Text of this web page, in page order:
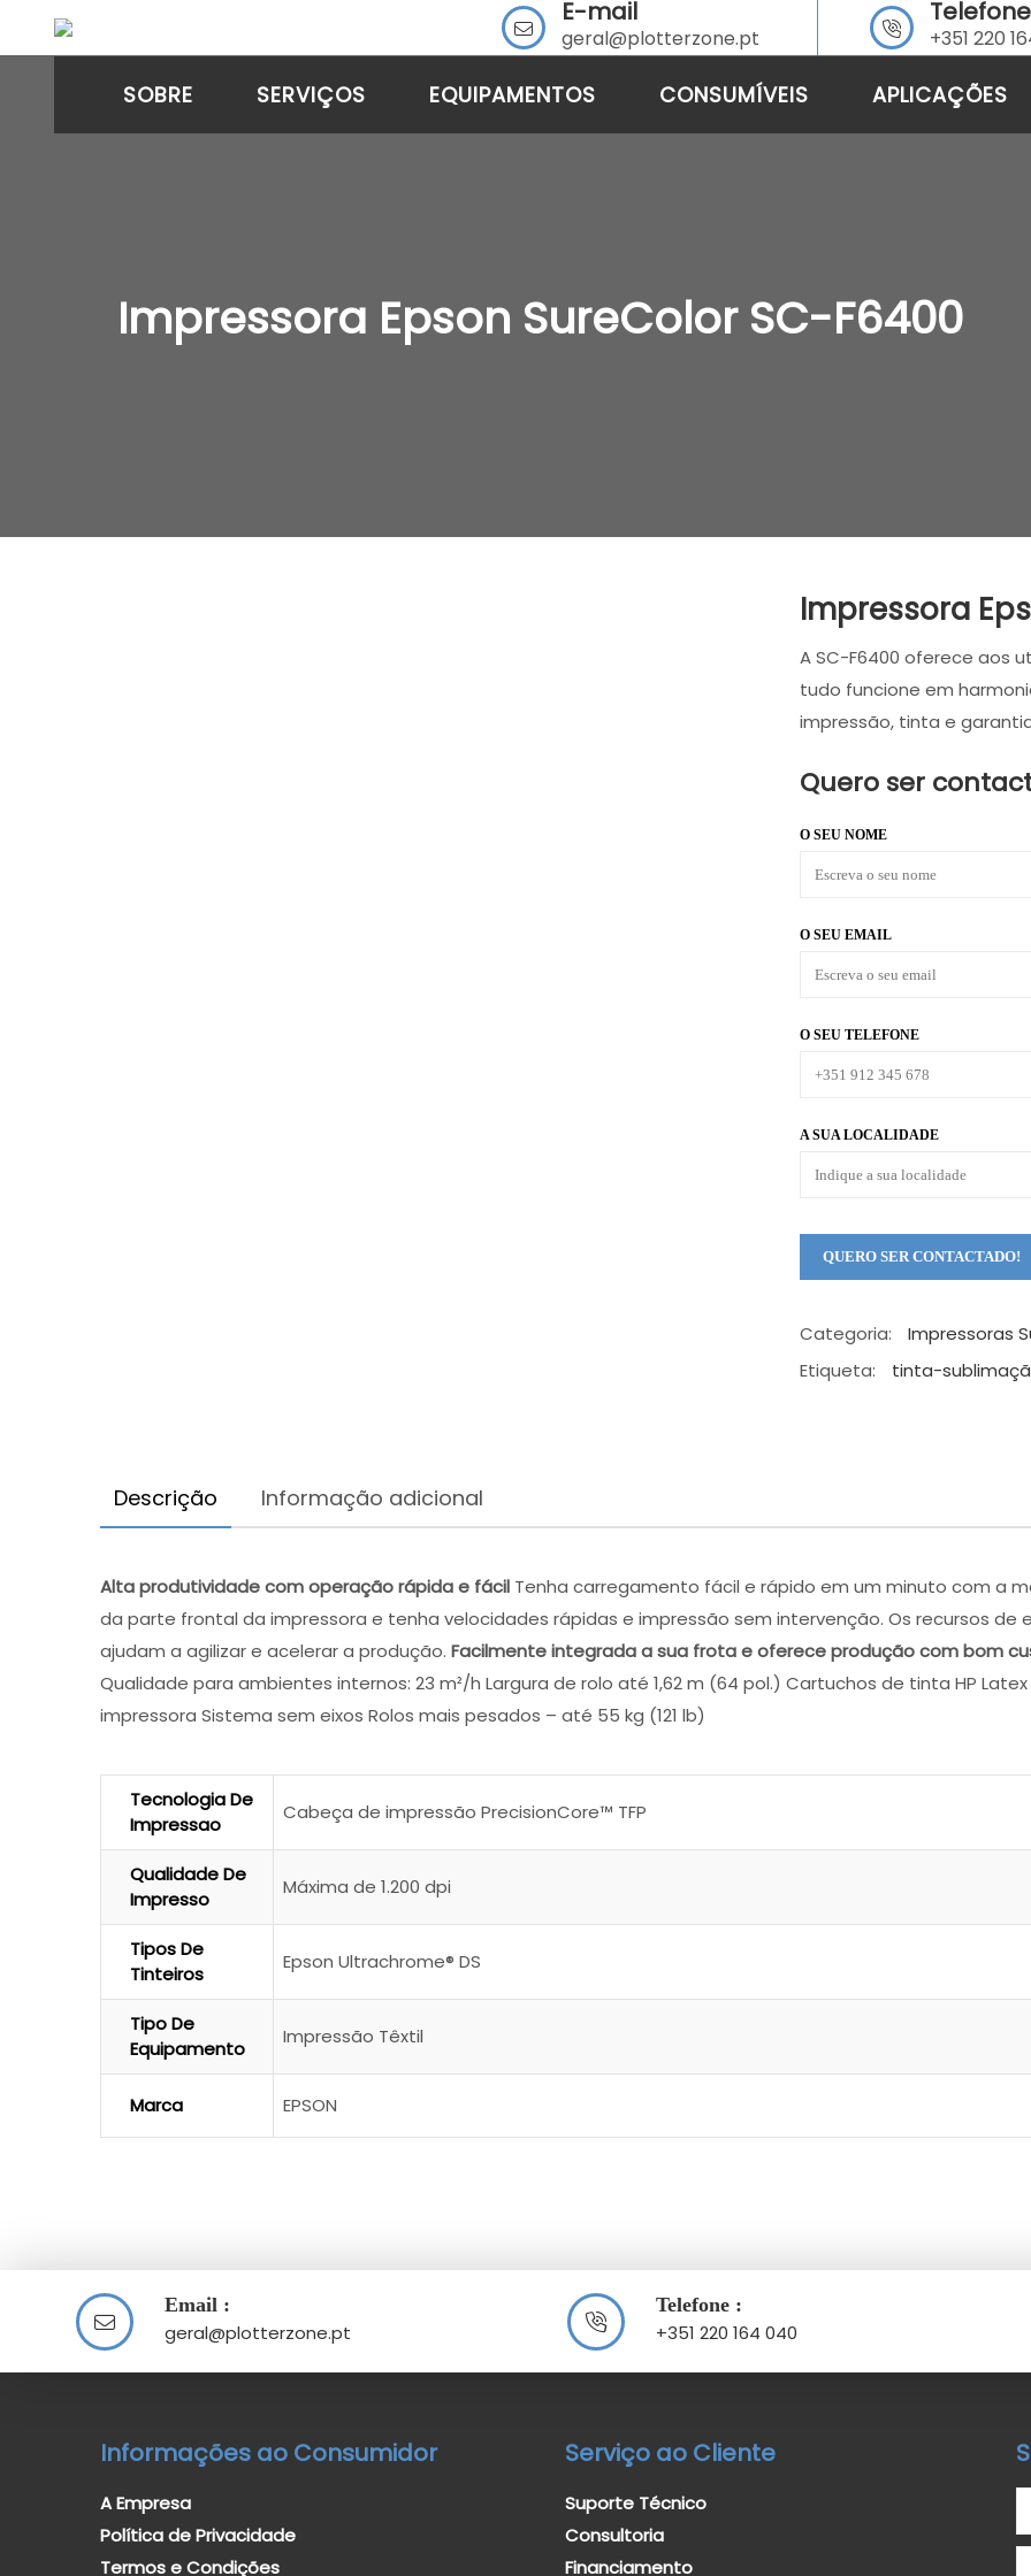
E-mail
geral@plotterzone.pt
Telefone
+351 220
SOBRE SERVIÇOS EQUIPAMENTOS CONSUMÍVEIS APLICAÇÕES
Impressora Epson SureColor SC-F6400
Impressora
A SC-F6400 oferece aos
tudo funcione em
impressão, tinta e
Quero ser
O SEU NOME
O SEU EMAIL
O SEU TELEFONE
A SUA LOCALIDADE
Categoria:
Impressoras
Etiqueta:
tinta-
Descrição Informação adicional
Alta produtividade com operação rápida e fácil Tenha carregamento fácil e rápido em um minuto com a
da parte frontal da impressora e tenha velocidades rápidas e impressão sem intervenção. Os recursos
ajudam a agilizar e acelerar a produção. Facilmente integrada a sua frota e oferece produção com bom
Qualidade para ambientes internos: 23 m²/h Largura de rolo até 1,62 m (64 pol.) Cartuchos de tinta HP
impressora Sistema sem eixos Rolos mais pesados – até 55 kg (121 lb)
Tecnologia De
Impressao
Cabeça de impressão PrecisionCore™ TFP
Qualidade De
Impresso
Máxima de 1.200 dpi
Tipos De
Tinteiros
Epson Ultrachrome® DS
Tipo De
Equipamento
Impressão Têxtil
Marca EPSON
Email :
geral@plotterzone.pt
Telefone :
+351 220 164 040
Informações ao Consumidor
A Empresa
Política de Privacidade
Termos e Condições
Serviço ao Cliente
Suporte Técnico
Consultoria
Financiamento